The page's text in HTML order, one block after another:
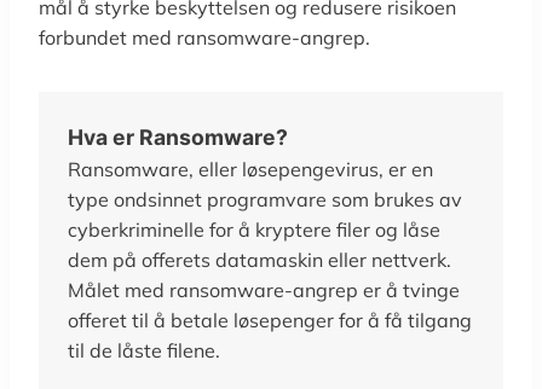
mål å styrke beskyttelsen og redusere risikoen
forbundet med ransomware-angrep.
Hva er Ransomware?
Ransomware, eller løsepengevirus, er en
type ondsinnet programvare som brukes av
cyberkriminelle for å kryptere filer og låse
dem på offerets datamaskin eller nettverk.
Målet med ransomware-angrep er å tvinge
offeret til å betale løsepenger for å få tilgang
til de låste filene.